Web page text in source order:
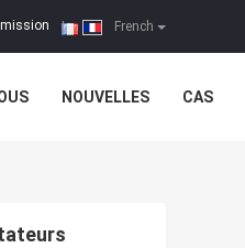
French
|
NOUVELLES CAS